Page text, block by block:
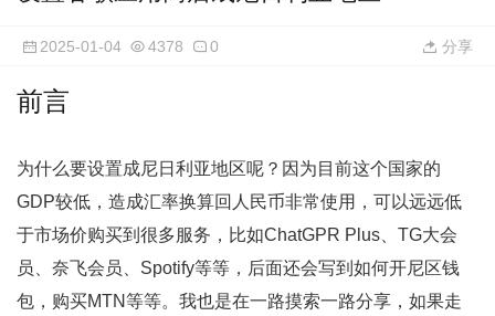
2025-01-04 4378 0 分享
前言
为什么要设置成尼日利亚地区呢？因为目前这个国家的
GDP较低，造成汇率换算回人民币非常使用，可以远远低
于市场价购买到很多服务，比如ChatGPR Plus、TG大会
员、奈飞会员、Spotify等等，后面还会写到如何开尼区钱
包，购买MTN等等。我也是在一路摸索一路分享，如果走